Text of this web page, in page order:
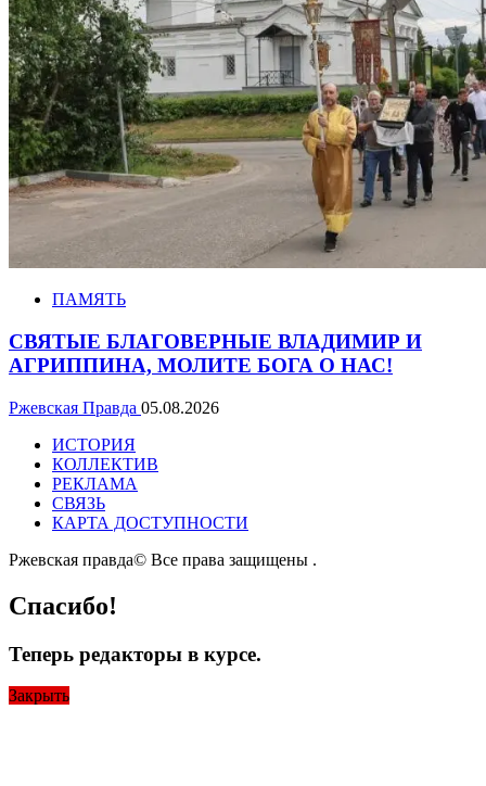
ПАМЯТЬ
СВЯТЫЕ БЛАГОВЕРНЫЕ ВЛАДИМИР И
АГРИППИНА, МОЛИТЕ БОГА О НАС!
Ржевская Правда 05.08.2026
ИСТОРИЯ
КОЛЛЕКТИВ
РЕКЛАМА
СВЯЗЬ
КАРТА ДОСТУПНОСТИ
Ржевская правда© Все права защищены .
Спасибо!
Теперь редакторы в курсе.
Закрыть